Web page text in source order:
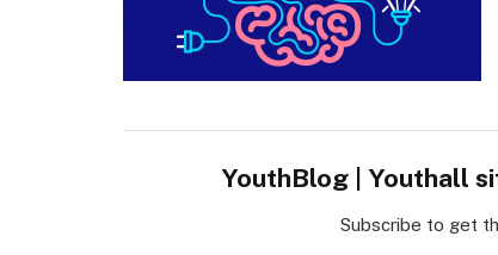
YouthBlog | Youthall
Subscribe to get